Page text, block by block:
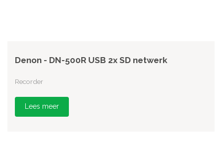
Denon - DN-500R USB 2x SD netwerk
Recorder
Lees meer